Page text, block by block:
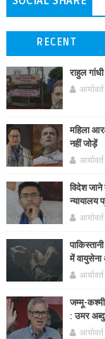
RECENT
राहुल
महिला
नहीं जोड़ें
विदेश
न्यायालय
में वायुसेना
जम्मू-
: उमर